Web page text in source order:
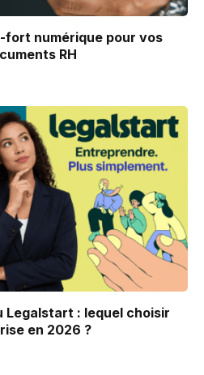
numérique pour vos
RH
Legalstart : lequel choisir
en 2026 ?